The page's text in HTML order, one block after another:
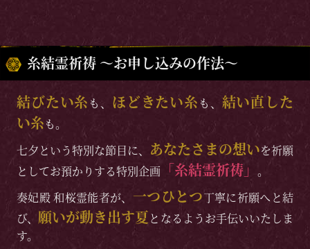
糸結霊祈祷 〜お申し込みの作法〜
結びたい糸 も、 ほどきたい糸 も、 結い直した
い糸も。
七夕という特別な節目に、 あなたさまの想いを祈願
としてお預かりする特別企画
「糸結霊祈祷」 。
奏妃殿 和桜霊能者が、 一つひとつ丁寧に祈願へと結
び、 願いが動き出す夏となるようお手伝いいたしま
す。